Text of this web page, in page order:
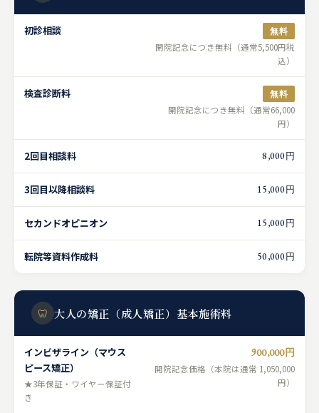
初診相談 無料
開院記念につき無料（通常5,500円税
込）
検査診断料 無料
開院記念につき無料（通常66,000
円）
2回目相談料 8,000円
3回目以降相談料 15,000円
セカンドオピニオン 15,000円
転院等資料作成料 50,000円
🦷 大人の矯正（成人矯正）基本施術料
インビザライン（マウス
ピース矯正）
★3年保証・ワイヤー保証付
き
900,000円
開院記念価格（本院は通常 1,050,000
円）